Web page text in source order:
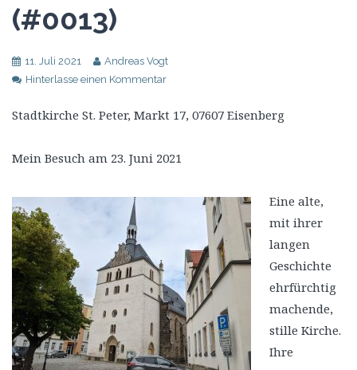
(#0013)
11. Juli 2021
Andreas Vogt
Hinterlasse einen Kommentar
Stadtkirche St. Peter, Markt 17, 07607 Eisenberg
Mein Besuch am 23. Juni 2021
Eine alte,
mit ihrer
langen
Geschichte
ehrfürchtig
machende,
stille Kirche.
Ihre